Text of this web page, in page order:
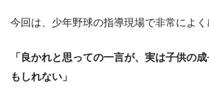
今回は、少年野球の指導現場で非常によく
「良かれと思っての一言が、実は子供の
もしれない」